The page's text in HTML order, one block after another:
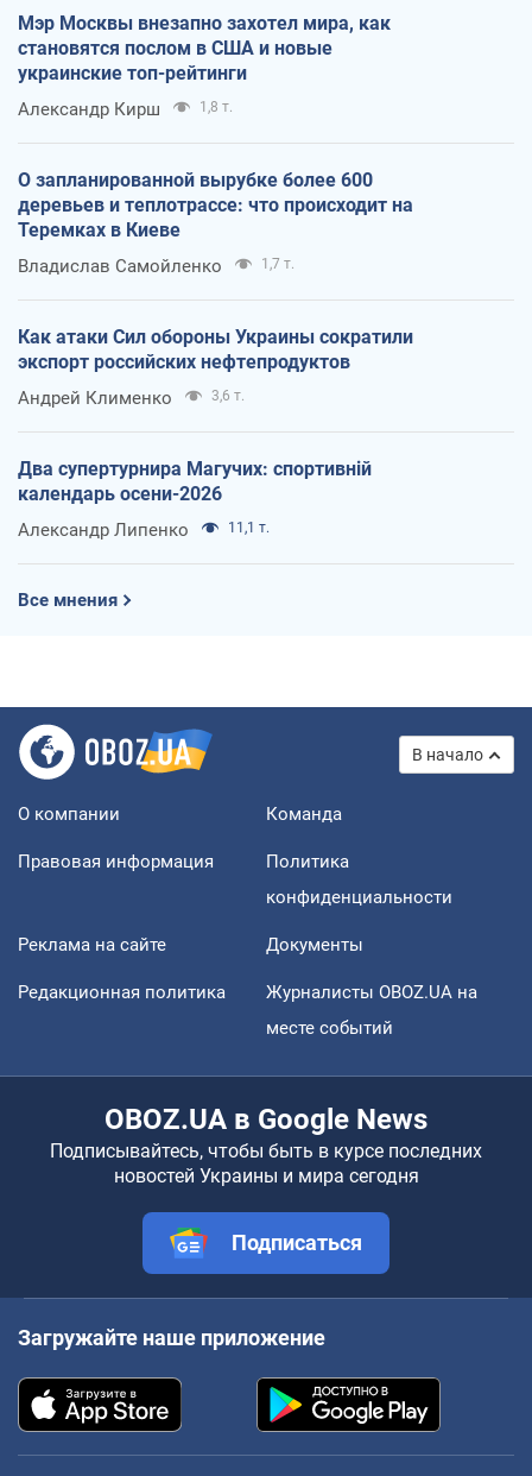
Мэр Москвы внезапно захотел мира, как
становятся послом в США и новые
украинские топ-рейтинги
Александр Кирш 1,8 т.
О запланированной вырубке более 600
деревьев и теплотрассе: что происходит на
Теремках в Киеве
Владислав Самойленко 1,7 т.
Как атаки Сил обороны Украины сократили
экспорт российских нефтепродуктов
Андрей Клименко 3,6 т.
Два супертурнира Магучих: спортивній
календарь осени-2026
Александр Липенко 11,1 т.
Все мнения
В начало
О компании Команда
Правовая информация
Политика
конфиденциальности
Реклама на сайте Документы
Редакционная политика
Журналисты OBOZ.UA на
месте событий
OBOZ.UA в Google News
Подписывайтесь, чтобы быть в курсе последних
новостей Украины и мира сегодня
Подписаться
Загружайте наше приложение